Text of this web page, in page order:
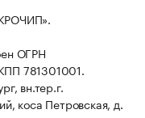
ОГРН
781301001.
вн.тер.г.
коса Петровская, д.